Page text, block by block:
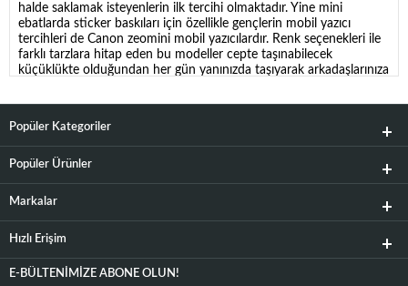
halde saklamak isteyenlerin ilk tercihi olmaktadır. Yine mini
ebatlarda sticker baskıları için özellikle gençlerin mobil yazıcı
tercihleri de Canon zeomini mobil yazıcılardır. Renk seçenekleri ile
farklı tarzlara hitap eden bu modeller cepte taşınabilecek
küçüklükte olduğundan her gün yanınızda taşıyarak arkadaşlarınıza
modeller ve sadece taşınabilir yazıcı olan paketler arasında fiyat
farkları bulunur. Şipşak fotoğraf makinesi olarak bilinen ve ilk
örneği Polaroid makineler olan çektiğiniz anda fotoğrafı veren
kullandıkları wi-fi ve bluetooth bağlantı teknolojileri ile cep
telefonlarınıza ve kameralara direkt bağlanarak anında baskı
almanızı sağlarlar. Bu özellikleriyle baskı süresi beklenmeden ev
ortamında ya da partilerde kaydedilen anıların fotoğraf baskısı
olarak paylaşımını mümkün kılar. İşte Polaroid mantığının yerini
alan bu yazıcılar en çok kullanılan baskı ekipmanları olmuşlardır.
Popüler Kategoriler
Popüler Ürünler
Markalar
Hızlı Erişim
E-BÜLTENIMIZE ABONE OLUN!